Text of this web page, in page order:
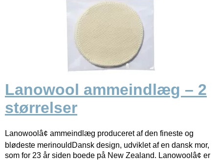
Lanowool ammeindlæg – 2
størrelser
Lanowoolâ¢ ammeindlæg produceret af den fineste og
blødeste merinouldDansk design, udviklet af en dansk mor,
som for 23 år siden boede på New Zealand. Lanowoolâ¢ er